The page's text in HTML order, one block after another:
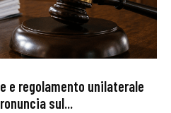
e regolamento unilaterale
sul...